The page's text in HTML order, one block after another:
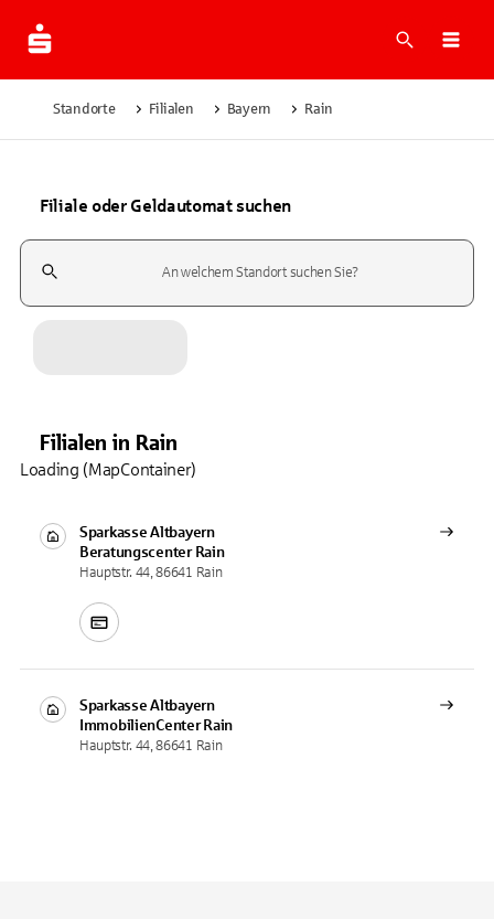
Suche
Standorte Filialen Bayern Rain
Filiale oder Geldautomat suchen
Suchfeld
Filialen in Rain
Sparkasse Altbayern
Beratungscenter Rain
Hauptstr. 44, 86641 Rain
Sparkasse Altbayern
ImmobilienCenter Rain
Hauptstr. 44, 86641 Rain
Loading (MapContainer)